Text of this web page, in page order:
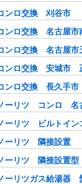
ンロ交換 刈谷市
ンロ交換 名古屋市
ンロ交換 名古屋市
ンロ交換 安城市
ンロ交換 長久手市
ーリツ コンロ 名
ーリツ ビルトイ
ーリツ 隣接設置
ーリツ 隣接設置型
ーリツガス給湯器